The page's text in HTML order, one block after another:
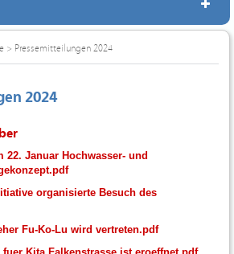
> Pressemitteilungen 2024
2024
22. Januar Hochwasser- und
organisierte Besuch des
Fu-Ko-Lu wird vertreten.pdf